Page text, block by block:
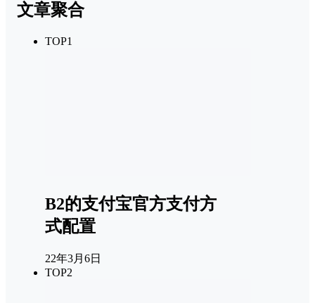
文章聚合
TOP1
B2的支付宝官方支付方
式配置
22年3月6日
TOP2